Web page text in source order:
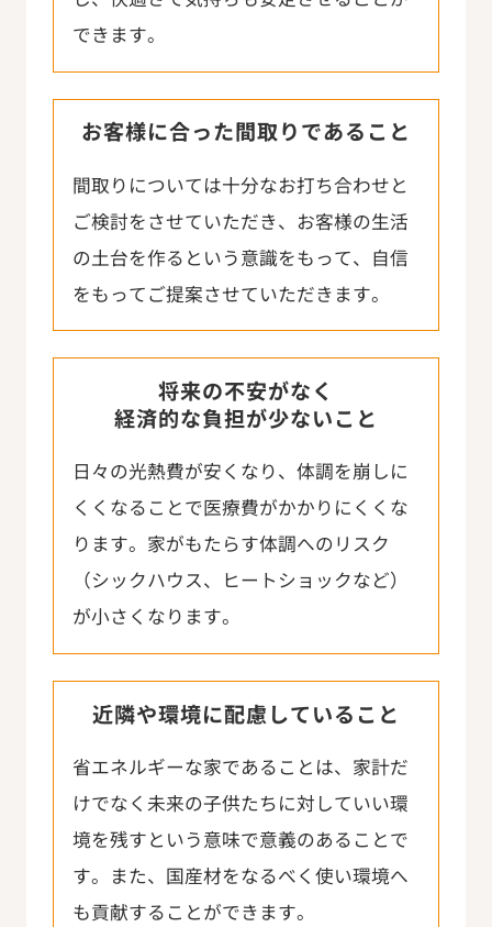
できます。
お客様に合った間取りであること
間取りについては十分なお打ち合わせと
ご検討をさせていただき、お客様の生活
の土台を作るという意識をもって、自信
をもってご提案させていただきます。
将来の不安がなく
経済的な負担が少ないこと
日々の光熱費が安くなり、体調を崩しに
くくなることで医療費がかかりにくくな
ります。家がもたらす体調へのリスク
（シックハウス、ヒートショックなど）
が小さくなります。
近隣や環境に配慮していること
省エネルギーな家であることは、家計だ
けでなく未来の子供たちに対していい環
境を残すという意味で意義のあることで
す。また、国産材をなるべく使い環境へ
も貢献することができます。